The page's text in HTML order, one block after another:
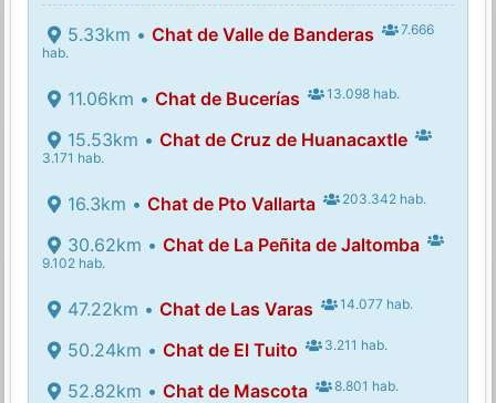
5.33km • Chat de Valle de Banderas
7.666
hab.
11.06km • Chat de Bucerías 13.098 hab.
15.53km • Chat de Cruz de Huanacaxtle
3.171 hab.
16.3km • Chat de Pto Vallarta 203.342 hab.
30.62km • Chat de La Peñita de Jaltomba
9.102 hab.
47.22km • Chat de Las Varas 14.077 hab.
50.24km • Chat de El Tuito 3.211 hab.
52.82km • Chat de Mascota 8.801 hab.